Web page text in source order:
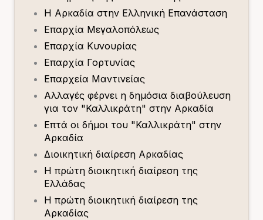
Η Αρκαδία στην Ελληνική Επανάσταση
Επαρχία Μεγαλοπόλεως
Επαρχία Κυνουρίας
Επαρχία Γορτυνίας
Επαρχεία Μαντινείας
Αλλαγές φέρνει η δημόσια διαβούλευση
για τον "Καλλικράτη" στην Αρκαδία
Επτά οι δήμοι του "Καλλικράτη" στην
Αρκαδία
Διοικητική διαίρεση Αρκαδίας
Η πρώτη διοικητική διαίρεση της
Ελλάδας
Η πρώτη διοικητική διαίρεση της
Αρκαδίας